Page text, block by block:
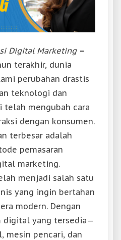
Digital Marketing–
terakhir, dunia
perubahan drastis
teknologi dan
mengubah cara
dengan konsumen.
terbesar adalah
pemasaran
marketing.
menjadi salah satu
yang ingin bertahan
modern. Dengan
digital yang tersedia—
mesin pencari, dan